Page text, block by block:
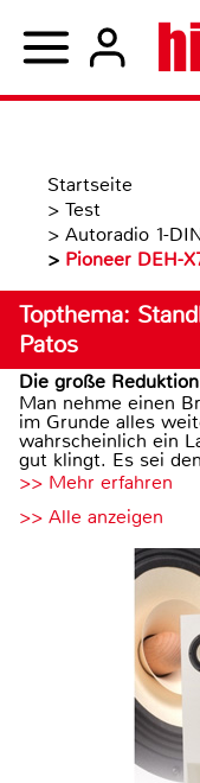
Startseite
> Test
> Autoradio 1-
> Pioneer DEH-
Topthema:
Patos
Die große Reduktion
Man nehme einen
im Grunde alles
wahrscheinlich ein
gut klingt. Es sei
>> Mehr erfahren
>> Alle anzeigen